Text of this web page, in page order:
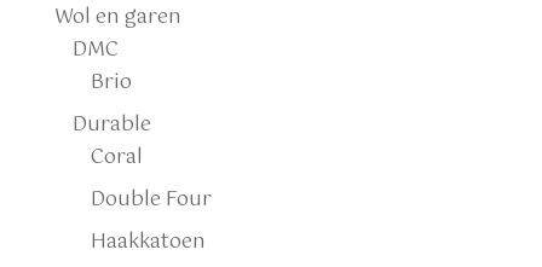
Wol en garen
DMC
Brio
Durable
Coral
Double Four
Haakkatoen